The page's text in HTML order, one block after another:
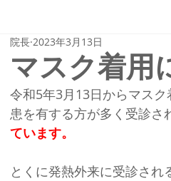
マスク着用
院長 2023年3月13日
令和5年3月13日からマス
患を有する方が多く受診さ
ています。
とくに発熱外来に受診され